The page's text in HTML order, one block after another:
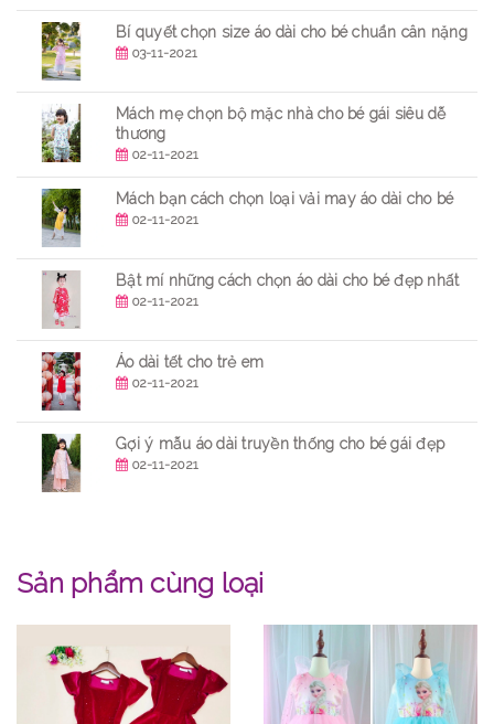
Bí quyết chọn size áo dài cho bé chuẩn cân nặng
03-11-2021
Mách mẹ chọn bộ mặc nhà cho bé gái siêu dễ
thương
02-11-2021
Mách bạn cách chọn loại vải may áo dài cho bé
02-11-2021
Bật mí những cách chọn áo dài cho bé đẹp nhất
02-11-2021
Áo dài tết cho trẻ em
02-11-2021
Gợi ý mẫu áo dài truyền thống cho bé gái đẹp
02-11-2021
Sản phẩm cùng loại